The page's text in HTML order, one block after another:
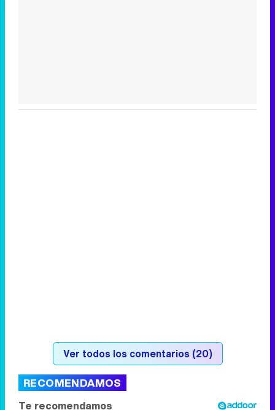
Ver todos los comentarios (20)
RECOMENDAMOS